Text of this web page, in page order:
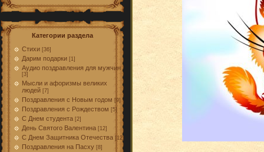
Категории раздела
Стихи [36]
Дарим подарки [1]
Аудио поздравления для мужчин
[3]
Мысли и афоризмы великих
людей [7]
Поздравления с Новым годом [9]
Поздравления с Рождеством [5]
С Днем студента [2]
День Святого Валентина [12]
С Днем Защитника Отечества [12]
Поздравления на Пасху [8]